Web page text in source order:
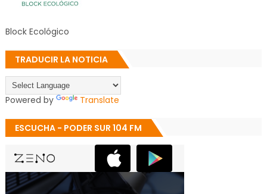
Block Ecológico
TRADUCIR LA NOTICIA
Powered by Translate
ESCUCHA - PODER SUR 104 FM